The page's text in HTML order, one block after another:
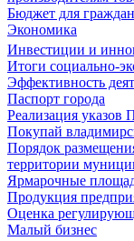
Бюджет для граждан
Экономика
Инвестиции и
Итоги социально-
Эффективность
Паспорт города
Реализация указов
Покупай
Порядок
территории
Ярмарочные
Продукция
Оценка
Малый бизнес